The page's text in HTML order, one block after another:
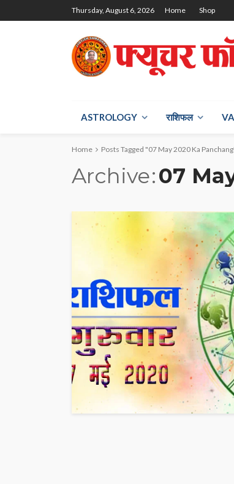
Thursday, August 6, 2026 Home Shop
ASTROLOGY राश‍िफल
Home Posts Tagged "07 May 2020 Ka
Archive 07